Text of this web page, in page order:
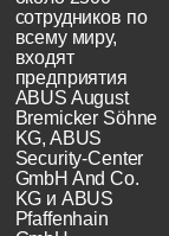
сотрудников по
всему миру,
входят
предприятия
ABUS August
Bremicker Söhne
KG, ABUS
Security-Center
GmbH And Co.
KG и ABUS
Pfaffenhain